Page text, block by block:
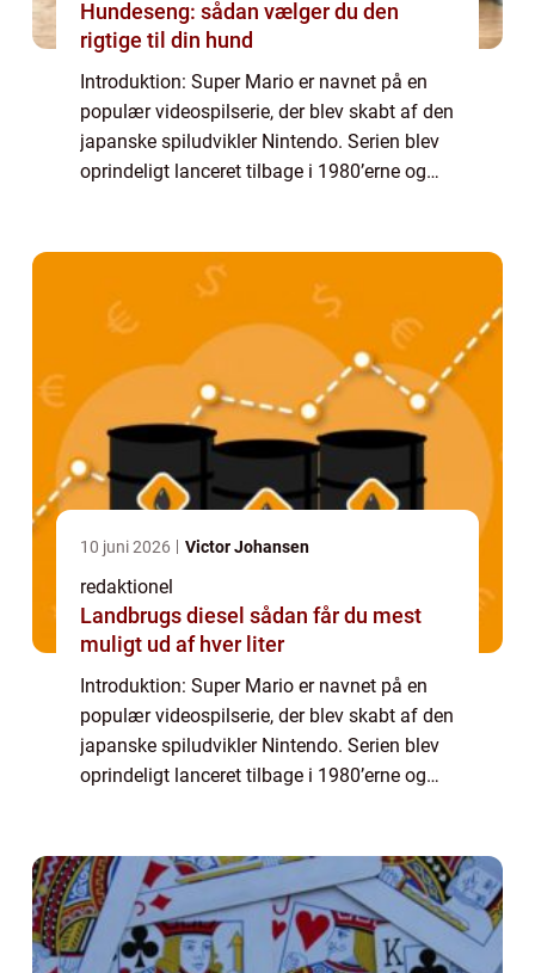
Hundeseng: sådan vælger du den
rigtige til din hund
Introduktion: Super Mario er navnet på en
populær videospilserie, der blev skabt af den
japanske spiludvikler Nintendo. Serien blev
oprindeligt lanceret tilbage i 1980’erne og
10 juni 2026 Victor Johansen
redaktionel
Landbrugs diesel sådan får du mest
muligt ud af hver liter
Introduktion: Super Mario er navnet på en
populær videospilserie, der blev skabt af den
japanske spiludvikler Nintendo. Serien blev
oprindeligt lanceret tilbage i 1980’erne og